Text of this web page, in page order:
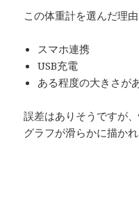
この体重計を選んだ理由
スマホ連携
USB充電
ある程度の大きさが
誤差はありそうですが
グラフが滑らかに描か